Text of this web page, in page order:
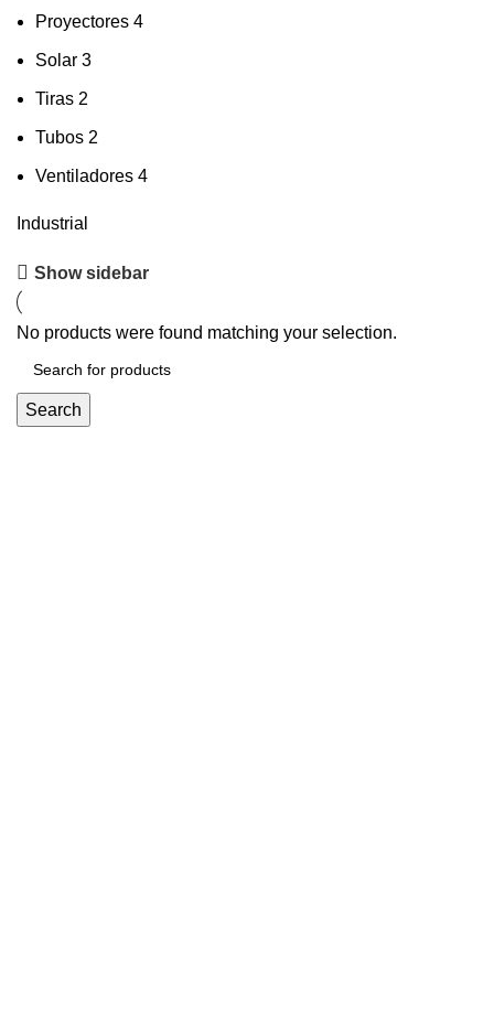
Proyectores 4
Solar 3
Tiras 2
Tubos 2
Ventiladores 4
Industrial
Show sidebar
No products were found matching your selection.
Search